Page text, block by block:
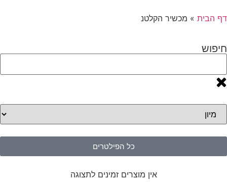
דף הבית » מכשיר הקלטנ
חיפוש
כל הפילטרים
אין מוצרים זמינים לתצוגה